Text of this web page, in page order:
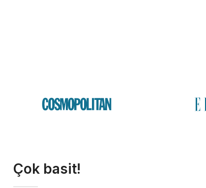
Çok basit!